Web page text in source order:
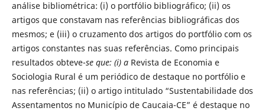
análise bibliométrica: (i) o portfólio bibliográfico; (ii) os
artigos que constavam nas referências bibliográficas dos
mesmos; e (iii) o cruzamento dos artigos do portfólio com os
artigos constantes nas suas referências. Como principais
resultados obteve-se que: (i) aRevista de Economia e
Sociologia Rural é um periódico de destaque no portfólio e
nas referências; (ii) o artigo intitulado “Sustentabilidade dos
Assentamentos no Município de Caucaia-CE” é destaque no